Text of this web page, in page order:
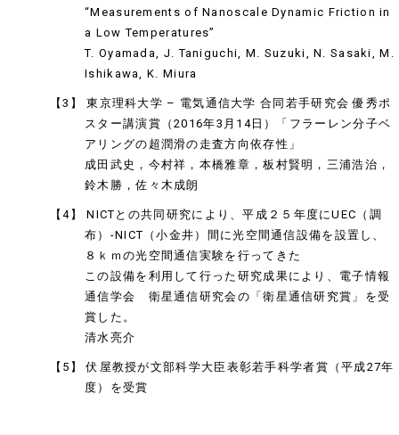
“Measurements of Nanoscale Dynamic Friction in
a Low Temperatures”
T. Oyamada, J. Taniguchi, M. Suzuki, N. Sasaki, M.
Ishikawa, K. Miura
【3】 東京理科大学 – 電気通信大学 合同若手研究会 優秀ポ
スター講演賞（2016年3月14日）「フラーレン分子ベ
アリングの超潤滑の走査方向依存性」
成田武史，今村祥，本橋雅章，板村賢明，三浦浩治，
鈴木勝，佐々木成朗
【4】 NICTとの共同研究により、平成２５年度にUEC（調
布）-NICT（小金井）間に光空間通信設備を設置し、
８ｋｍの光空間通信実験を行ってきた
この設備を利用して行った研究成果により、電子情報
通信学会 衛星通信研究会の「衛星通信研究賞」を受
賞した。
清水亮介
【5】 伏屋教授が文部科学大臣表彰若手科学者賞（平成27年
度）を受賞